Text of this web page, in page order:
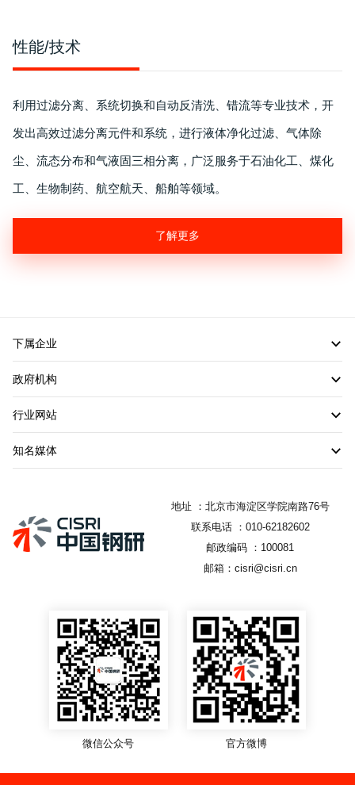
性能/技术
利用过滤分离、系统切换和自动反清洗、错流等专业技术，开
发出高效过滤分离元件和系统，进行液体净化过滤、气体除
尘、流态分布和气液固三相分离，广泛服务于石油化工、煤化
工、生物制药、航空航天、船舶等领域。
了解更多
下属企业
政府机构
行业网站
知名媒体
地址 ：北京市海淀区学院南路76号
联系电话 ：010-62182602
邮政编码 ：100081
邮箱：cisri@cisri.cn
微信公众号 官方微博